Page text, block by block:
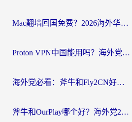
Mac翻墙回国免费？2026海外华人亲测：从CCTV5直播到国内APP，这样选加速器才靠谱
Proton VPN中国能用吗？海外党选回国加速器的避坑指南（附番茄加速器实测）
海外党必看：斧牛和Fly2CN好用吗？3招教你选对回国加速器（附免费试用攻略）
斧牛和OurPlay哪个好？海外党2026亲测：选对加速器，国内资源秒加载